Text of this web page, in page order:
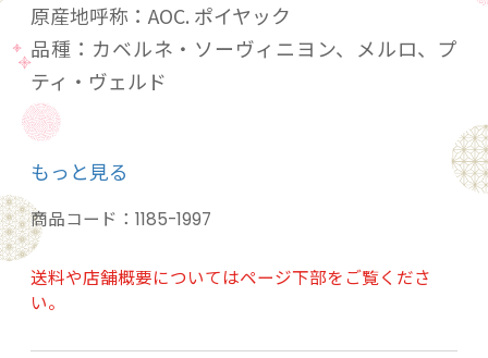
原産地呼称：AOC. ポイヤック
品種：カベルネ・ソーヴィニヨン、メルロ、プ
ティ・ヴェルド
こちらは、鮮烈な個性を放ち続け、名実ともに
世界最高峰のワインを生み出す格付け第一級、
シャトー・ラトゥールのセカンドワインです。
100年以上に渡って大切に守られてきたファース
トワインの畑を囲む区画で育つ、樹齢40年を超
もっと見る
商品コード： 1185-1997
送料や店舗概要についてはページ下部をご覧くださ
い。